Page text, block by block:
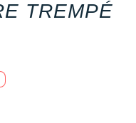
TREMPÉ